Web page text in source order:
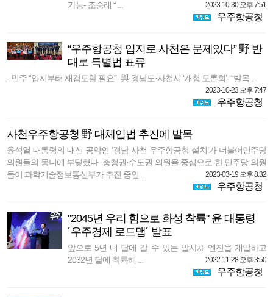
가능- 조승래 “ ... 2023-10-30 오후 7:51
우주항공청
“우주항공청 입지로 사천은 문제있다” 野 반
대로 특별법 표류
- 민주 “입지부터 재검토할 필요”- 與·경남도·사천시 ‘개청 토론회’- “발목 ...
2023-10-23 오후 7:47
우주항공청
사천우주항공청 野 대체입법 추진에 발목
윤석열 대통령의 대선 공약인 ‘경남 사천 우주항공청 설치’가 더불어민주당
의원들의 몽니에 부딪혔다. 충청권·수도권 의원을 중심으로 한 민주당 의원
들이 과학기술정보통신부가 추진 중인 ...
2023-03-19 오후 8:32
우주항공청
"2045년 우리 힘으로 화성 착륙" 윤 대통령
´우주경제 로드맵´ 발표
앞으로 5년 내 달에 갈 수 있는 발사체 엔진을 개발하고
2032년 달에 착륙해 ...
2022-11-28 오후 3:50
우주항공청